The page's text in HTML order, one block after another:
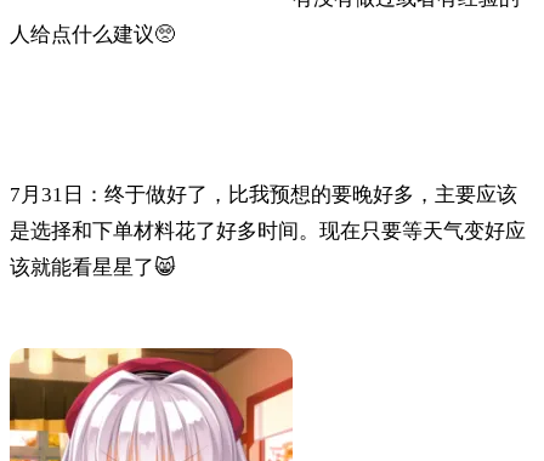
人给点什么建议🥺
7月31日：终于做好了，比我预想的要晚好多，主要应该
是选择和下单材料花了好多时间。现在只要等天气变好应
该就能看星星了😸